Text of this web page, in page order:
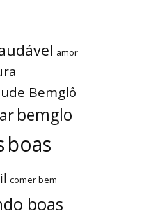
amor
Bemglô
bemglo
boas
comer bem
boas